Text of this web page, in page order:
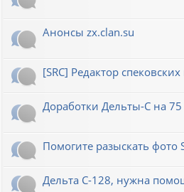
Анонсы zx.clan.su
[SRC] Редактор спековских
Доработки Дельты-С на
Помогите разыскать фото
Дельта С-128, нужна